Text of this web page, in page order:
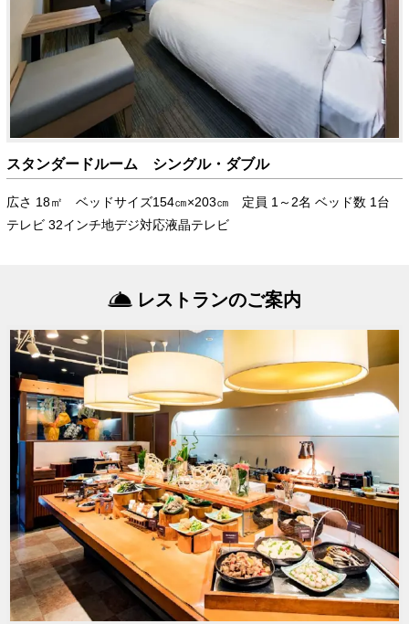
スタンダードルーム シングル・ダブル
広さ 18㎡ ベッドサイズ154㎝×203㎝ 定員 1～2名 ベッド数 1台
テレビ 32インチ地デジ対応液晶テレビ
レストランのご案内